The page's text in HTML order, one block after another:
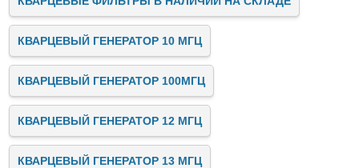
КВАРЦЕВЫЙ ГЕНЕРАТОР 10 МГЦ
КВАРЦЕВЫЙ ГЕНЕРАТОР 100МГЦ
КВАРЦЕВЫЙ ГЕНЕРАТОР 12 МГЦ
КВАРЦЕВЫЙ ГЕНЕРАТОР 13 МГЦ